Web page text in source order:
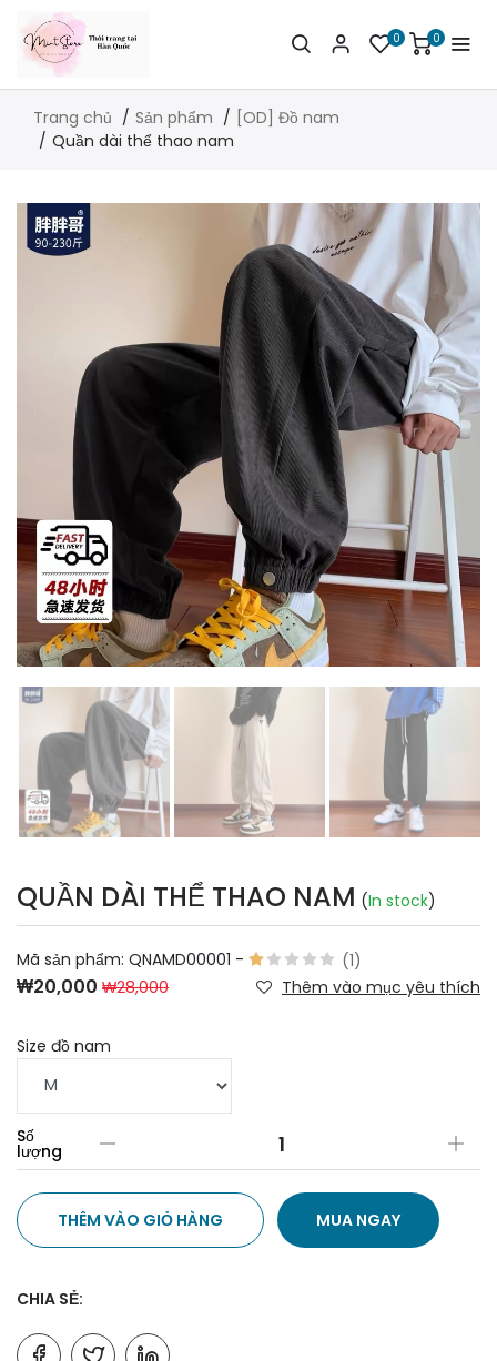
0 0
Trang chủ Sản phẩm
[OD] Đồ nam
Quần dài thể thao nam
QUẦN DÀI THỂ THAO NAM (In stock)
Mã sản phẩm: QNAMD00001 - (1)
₩20,000 ₩28,000 Thêm vào mục yêu thích
Size đồ nam
Số
lượng
THÊM VÀO GIỎ HÀNG MUA NGAY
CHIA SẺ: